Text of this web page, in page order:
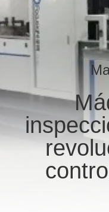
LA
FÁBRICA
CONTROL
DE
CALIDAD
ÉNTRENOS